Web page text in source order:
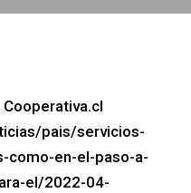
pais/servicios-
como-en-el-paso-a-
el/2022-04-